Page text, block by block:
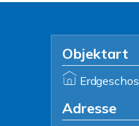
Objektart
Adresse